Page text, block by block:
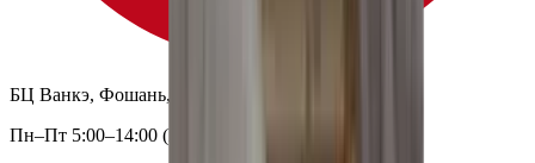
БЦ Ванкэ, Фошань, Гуандун, Китай
Пн–Пт 5:00–14:00 (Мск)